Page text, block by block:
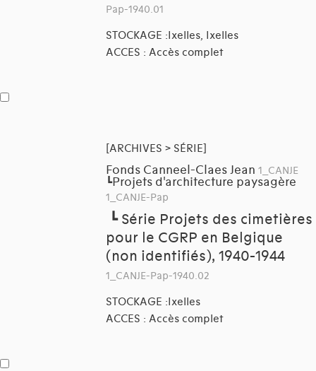
Pap-1940.01
STOCKAGE :Ixelles, Ixelles
ACCES : Accès complet
[ARCHIVES > SÉRIE]
Fonds Canneel-Claes Jean 1_CANJE
┗Projets d'architecture paysagère
1_CANJE-Pap
┗ Série Projets des cimetières
pour le CGRP en Belgique
(non identifiés), 1940-1944
1_CANJE-Pap-1940.02
STOCKAGE :Ixelles
ACCES : Accès complet